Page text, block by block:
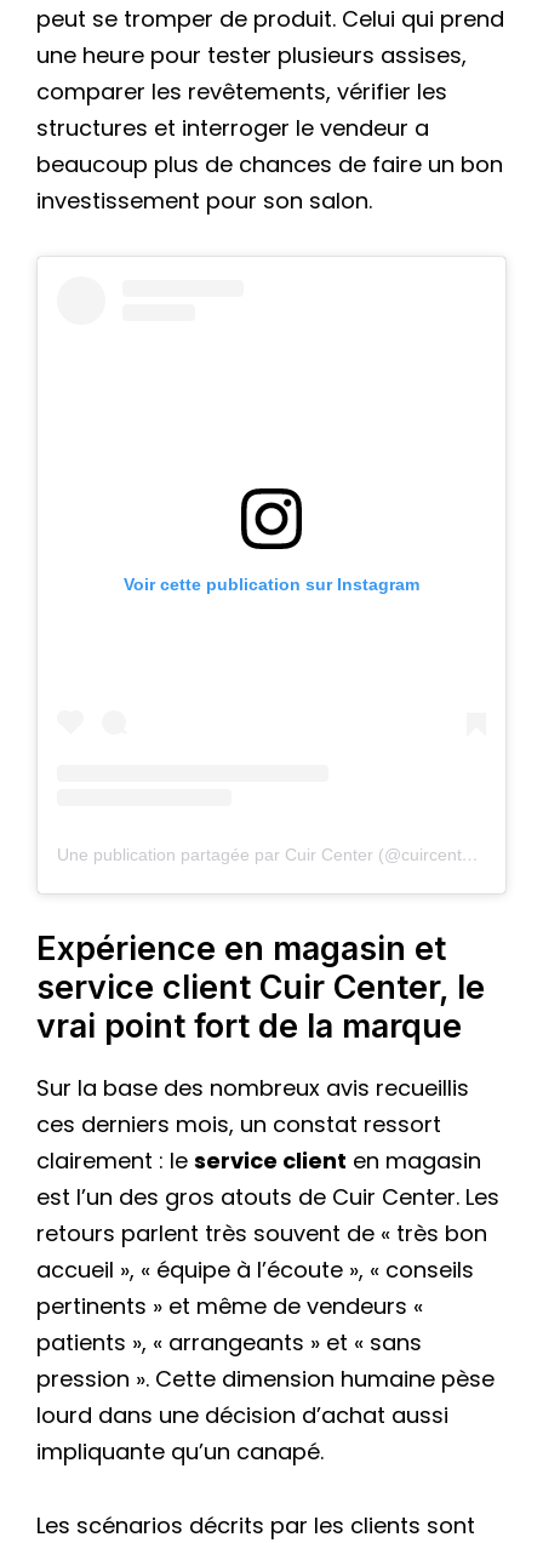
peut se tromper de produit. Celui qui prend
une heure pour tester plusieurs assises,
comparer les revêtements, vérifier les
structures et interroger le vendeur a
beaucoup plus de chances de faire un bon
investissement pour son salon.
Voir cette publication sur Instagram
Une publication partagée par Cuir Center (@cuircenterofficiel)
Expérience en magasin et
service client Cuir Center, le
vrai point fort de la marque
Sur la base des nombreux avis recueillis
ces derniers mois, un constat ressort
clairement : le service client en magasin
est l’un des gros atouts de Cuir Center. Les
retours parlent très souvent de « très bon
accueil », « équipe à l’écoute », « conseils
pertinents » et même de vendeurs «
patients », « arrangeants » et « sans
pression ». Cette dimension humaine pèse
lourd dans une décision d’achat aussi
impliquante qu’un canapé.
Les scénarios décrits par les clients sont